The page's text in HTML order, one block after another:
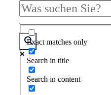
Exact matches only
Search in title
Search in content